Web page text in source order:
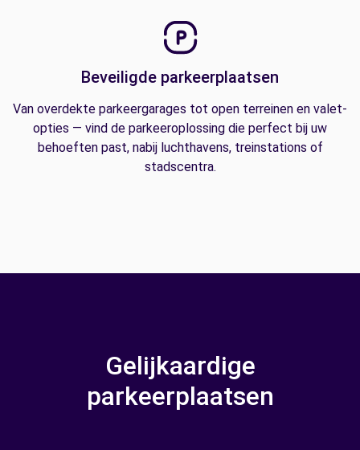
Beveiligde parkeerplaatsen
Van overdekte parkeergarages tot open terreinen en valet-
opties — vind de parkeeroplossing die perfect bij uw
behoeften past, nabij luchthavens, treinstations of
stadscentra.
Gelijkaardige
parkeerplaatsen